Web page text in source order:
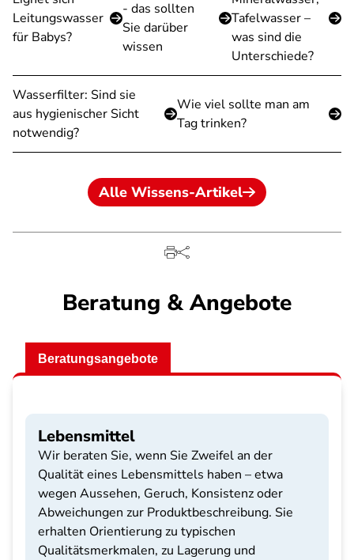
Leitungswasser
für Babys?
- das sollten
Sie darüber
wissen
Tafelwasser –
was sind die
Unterschiede?
Wasserfilter: Sind sie
aus hygienischer Sicht
notwendig?
Wie viel sollte man am
Tag trinken?
Alle Wissens-Artikel
Beratung & Angebote
Beratungsangebote
Lebensmittel
Wir beraten Sie, wenn Sie Zweifel an der
Qualität eines Lebensmittels haben – etwa
wegen Aussehen, Geruch, Konsistenz oder
Abweichungen zur Produktbeschreibung. Sie
erhalten Orientierung zu typischen
Qualitätsmerkmalen, zu Lagerung und